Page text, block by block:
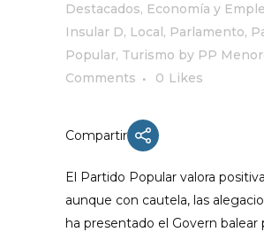
Destacados, Economía y
Insular D, Local, Parlamento,
Popular, Turismo by PP
Comments
0 Likes
Compartir
El Partido Popular valora
aunque con cautela, las
ha presentado el Govern balear